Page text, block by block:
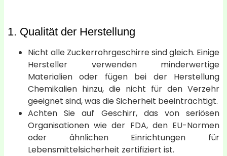
1. Qualität der Herstellung
Nicht alle Zuckerrohrgeschirre sind gleich. Einige
Hersteller verwenden minderwertige
Materialien oder fügen bei der Herstellung
Chemikalien hinzu, die nicht für den Verzehr
geeignet sind, was die Sicherheit beeinträchtigt.
Achten Sie auf Geschirr, das von seriösen
Organisationen wie der FDA, den EU-Normen
oder ähnlichen Einrichtungen für
Lebensmittelsicherheit zertifiziert ist.